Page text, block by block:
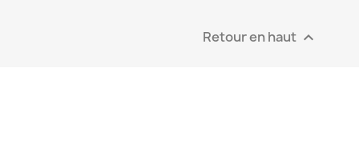
Retour en haut 